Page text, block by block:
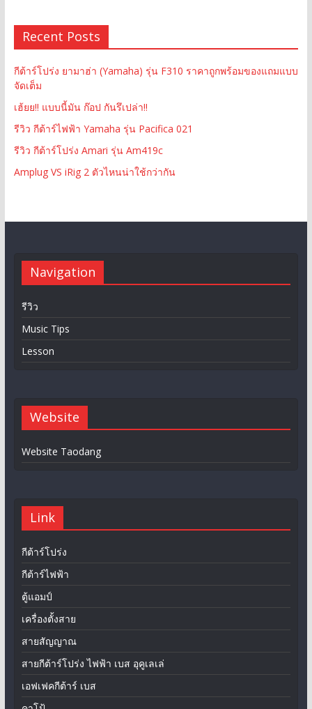
Recent Posts
กีต้าร์โปร่ง ยามาฮ่า (Yamaha) รุ่น F310 ราคาถูกพร้อมของแถมแบบ
จัดเต็ม
เฮ้ยย!! แบบนี้มัน ก๊อป กันรึเปล่า!!
รีวิว กีต้าร์ไฟฟ้า Yamaha รุ่น Pacifica 021
รีวิว กีต้าร์โปร่ง Amari รุ่น Am419c
Amplug VS iRig 2 ตัวไหนน่าใช้กว่ากัน
Navigation
รีวิว
Music Tips
Lesson
Website
Website Taodang
Link
กีต้าร์โปร่ง
กีต้าร์ไฟฟ้า
ตู้แอมป์
เครื่องตั้งสาย
สายสัญญาณ
สายกีต้าร์โปร่ง ไฟฟ้า เบส อุคูเลเล่
เอฟเฟคกีต้าร์ เบส